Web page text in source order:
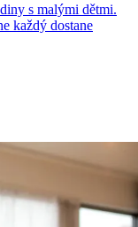
s malými dětmi.
každý dostane